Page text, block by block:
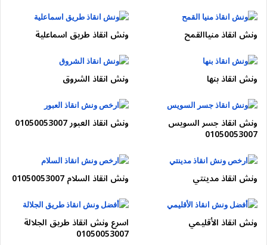
ونش انقاذ منياالقمح ونش انقاذ طريق اسماعلية
ونش انقاذ بنها ونش انقاذ الشروق
ونش انقاذ جسر السويس
01050053007
ونش انقاذ العبور 01050053007
ونش انقاذ مدينتي ونش انقاذ السلام 01050053007
ونش انقاذ الأقليمي اسرع ونش انقاذ طريق الجلالة
01050053007